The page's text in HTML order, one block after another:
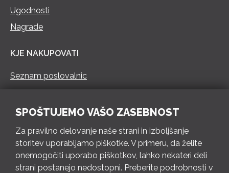
Ugodnosti
Nagrade
KJE NAKUPOVATI
Seznam poslovalnic
PON – PET 8 – 18 h / SOB 8 – 12 h
Pošlji e-mail
SPOŠTUJEMO VAŠO ZASEBNOST
Za pravilno delovanje naše strani in izboljšanje
storitev uporabljamo piškotke. V primeru, da želite
onemogočiti uporabo piškotkov, lahko nekateri deli
strani postanejo nedostopni. Preberite podrobnosti v